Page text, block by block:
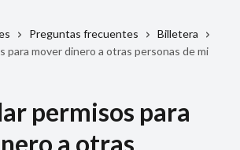
Preguntas frecuentes
Billetera
para mover dinero a otras personas de mi
permisos para
a otras